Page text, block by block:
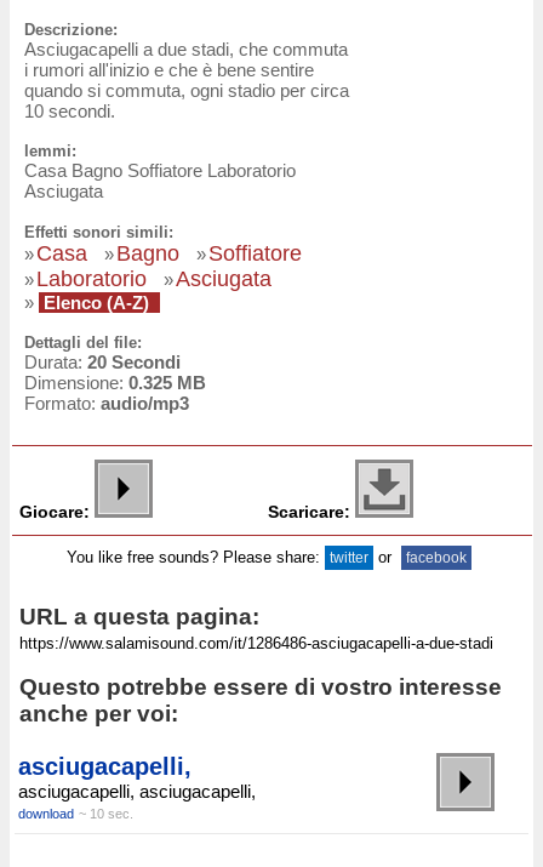
Descrizione:
Asciugacapelli a due stadi, che commuta
i rumori all'inizio e che è bene sentire
quando si commuta, ogni stadio per circa
10 secondi.
lemmi:
Casa Bagno Soffiatore Laboratorio
Asciugata
Effetti sonori simili:
»Casa »Bagno »Soffiatore
»Laboratorio »Asciugata
» Elenco (A-Z)
Dettagli del file:
Durata: 20 Secondi
Dimensione: 0.325 MB
Formato: audio/mp3
Giocare: Scaricare:
You like free sounds? Please share: twitter or facebook
URL a questa pagina:
Questo potrebbe essere di vostro interesse
anche per voi:
asciugacapelli,
asciugacapelli, asciugacapelli,
download ~ 10 sec.